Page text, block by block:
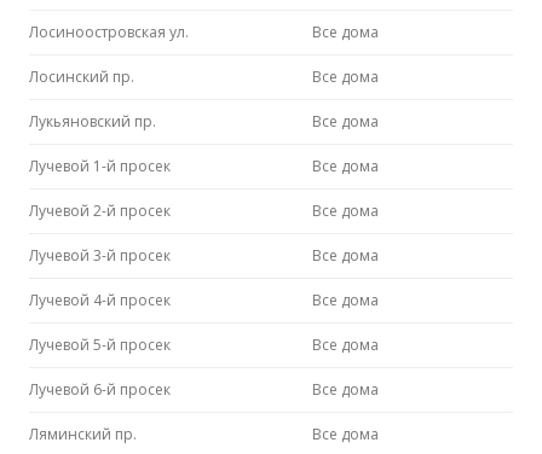
Лосиноостровская ул. Все дома
Лосинский пр. Все дома
Лукьяновский пр. Все дома
Лучевой 1-й просек Все дома
Лучевой 2-й просек Все дома
Лучевой 3-й просек Все дома
Лучевой 4-й просек Все дома
Лучевой 5-й просек Все дома
Лучевой 6-й просек Все дома
Ляминский пр. Все дома